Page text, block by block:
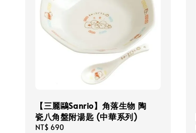
【三麗鷗Sanrio】角落生物 陶
瓷八角盤附湯匙 (中華系列)
Regular
NT$ 690